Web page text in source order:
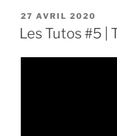
PUBLIÉ
LE
27 AVRIL 2020
Les Tutos #5 |